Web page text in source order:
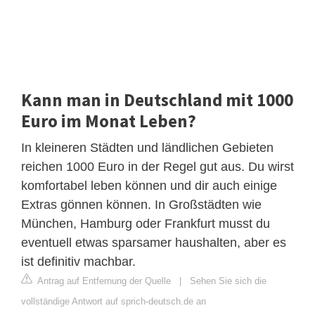
Kann man in Deutschland mit 1000
Euro im Monat Leben?
In kleineren Städten und ländlichen Gebieten
reichen 1000 Euro in der Regel gut aus. Du wirst
komfortabel leben können und dir auch einige
Extras gönnen können. In Großstädten wie
München, Hamburg oder Frankfurt musst du
eventuell etwas sparsamer haushalten, aber es
ist definitiv machbar.
Antrag auf Entfernung der Quelle | Sehen Sie sich die
vollständige Antwort auf sprich-deutsch.de an